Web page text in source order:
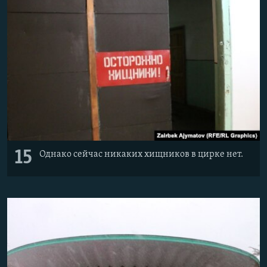
15 Однако сейчас никаких хищников в цирке нет.